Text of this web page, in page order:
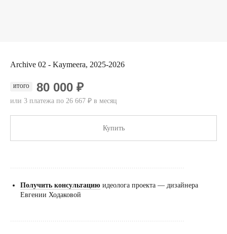
Archive 02 - Kaymeera, 2025-2026
ИТОГО 80 000 ₽
или 3 платежа по 26 667 ₽ в месяц
Купить
......................................................................................
Получить консультацию идеолога проекта — дизайнера
Евгении Ходаковой
......................................................................................